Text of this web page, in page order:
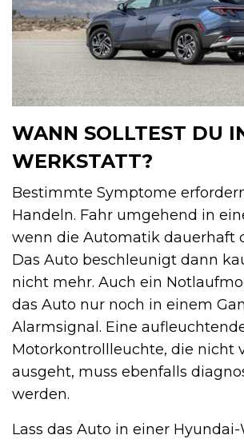
WANN SOLLTEST DU
WERKSTATT?
Bestimmte Symptome
Handeln. Fahr umgehend in
wenn die Automatik dauerhaft
Das Auto beschleunigt dann
nicht mehr. Auch ein
das Auto nur noch in einem
Alarmsignal. Eine
Motorkontrollleuchte, die nicht
ausgeht, muss ebenfalls
werden.
Lass das Auto in einer